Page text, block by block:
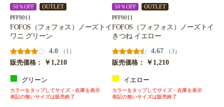
50％OFF OUTLET
PFF9011
FOFOS（フォフォス）ノーズトイ
ワニ グリーン
4.0
（1）
販売価格：
￥1,210
グリーン
カラーをタップしてサイズ・在庫を表示
表記の無いサイズは販売終了
50％OFF OUTLET
PFF9011
FOFOS（フォフォス）ノーズトイ
きつね イエロー
4.67
（3）
販売価格：
￥1,210
イエロー
カラーをタップしてサイズ・在庫を表示
表記の無いサイズは販売終了